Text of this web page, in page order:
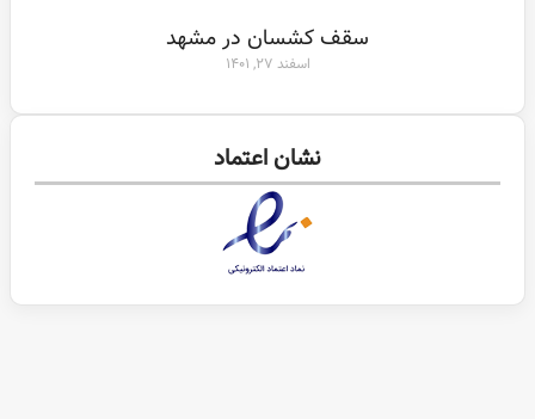
سقف کشسان در مشهد
اسفند ۲۷, ۱۴۰۱
نشان اعتماد